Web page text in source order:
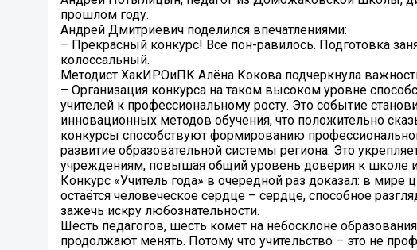
прошлом году.
Андрей Дмитриевич поделился впечатлениями:
– Прекрасный конкурс! Всё пон-равилось. Подготовка
колоссальный.
Методист ХакИРОиПК Алёна Кокова подчеркнула
– Организация конкурса на таком высоком уровне
учителей к профессиональному росту. Это событие
инновационных методов обучения, что положительно
конкурсы способствуют формированию
развитие образовательной системы региона. Это
учреждениям, повышая общий уровень доверия к школе и
Конкурс «Учитель года» в очередной раз доказал: в
остаётся человеческое сердце – сердце, способное
зажечь искру любознательности.
Шесть педагогов, шесть комет на небосклоне
продолжают менять. Потому что учительство – это не